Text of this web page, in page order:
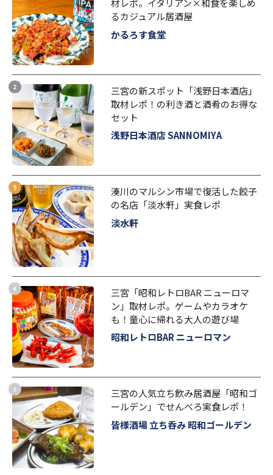
材レポ。イタリアン×和食を楽しめ
るカジュアル居酒屋
かるろす食堂
三宮の新スポット「浅野日本酒店」
取材レポ！の利き酒と酒肴のお得な
セット
浅野日本酒店 SANNOMIYA
湊川のマルシン市場で復活した餃子
の名店「淡水軒」実食レポ
淡水軒
三宮「昭和レトロBAR ニューロマ
ン」取材レポ。ゲームやカラオケ
も！童心に帰れる大人の遊び場
昭和レトロBAR ニューロマン
三宮の人気立ち飲み居酒屋「昭和ゴ
ールデン」でせんべろ実食レポ！
皆様酒場 立ち呑み 昭和ゴールデン